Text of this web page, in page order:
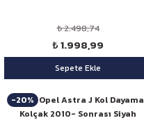
₺ 2.498,74
₺ 1.998,99
Sepete Ekle
-20%
Niken Opel Astra J Kol Dayama
Kolçak 2010- Sonrası Siyah